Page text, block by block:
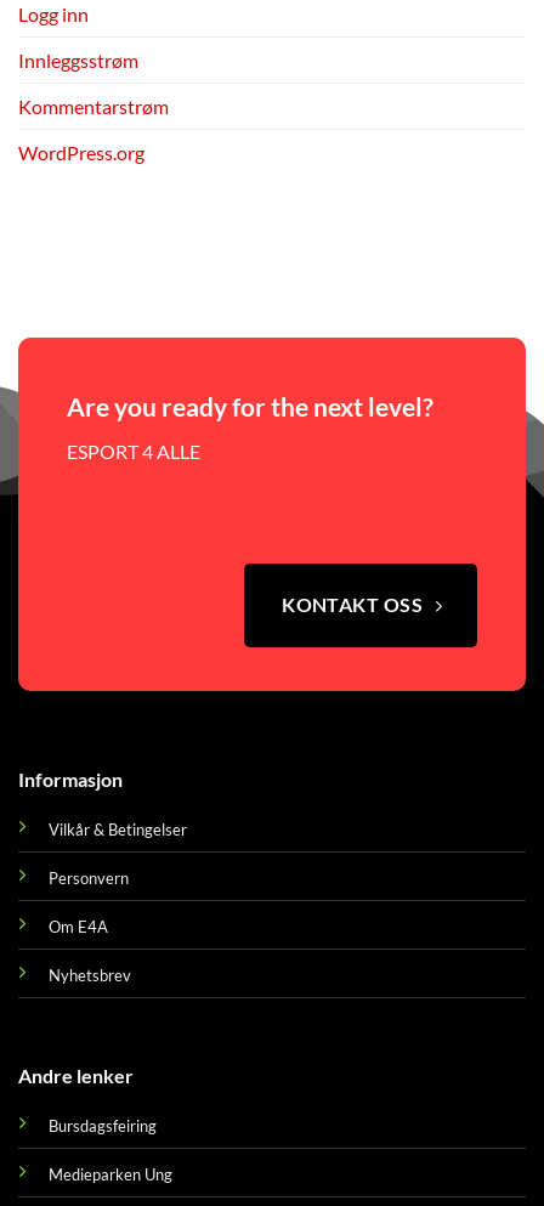
Logg inn
Innleggsstrøm
Kommentarstrøm
WordPress.org
Are you ready for the next level?
ESPORT 4 ALLE
KONTAKT OSS
Informasjon
Vilkår & Betingelser
Personvern
Om E4A
Nyhetsbrev
Andre lenker
Bursdagsfeiring
Medieparken Ung